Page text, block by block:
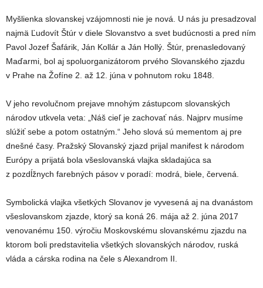
Myšlienka slovanskej vzájomnosti nie je nová. U nás ju presadzoval
najmä Ľudovít Štúr v diele Slovanstvo a svet budúcnosti a pred ním
Pavol Jozef Šafárik, Ján Kollár a Ján Hollý. Štúr, prenasledovaný
Maďarmi, bol aj spoluorganizátorom prvého Slovanského zjazdu
v Prahe na Žofíne 2. až 12. júna v pohnutom roku 1848.
V jeho revolučnom prejave mnohým zástupcom slovanských
národov utkvela veta: „Náš cieľ je zachovať nás. Najprv musíme
slúžiť sebe a potom ostatným.“ Jeho slová sú mementom aj pre
dnešné časy. Pražský Slovanský zjazd prijal manifest k národom
Európy a prijatá bola všeslovanská vlajka skladajúca sa
z pozdĺžnych farebných pásov v poradí: modrá, biele, červená.
Symbolická vlajka všetkých Slovanov je vyvesená aj na dvanástom
všeslovanskom zjazde, ktorý sa koná 26. mája až 2. júna 2017
venovanému 150. výročiu Moskovskému slovanskému zjazdu na
ktorom boli predstavitelia všetkých slovanských národov, ruská
vláda a cárska rodina na čele s Alexandrom II.